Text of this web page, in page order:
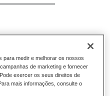
preparar cores para
base utilizando a Base
qualidade Permacron.
em todos os veículos
para medir e melhorar os nossos
de marketing e fornecer
exercer os seus direitos de
mais informações, consulte o